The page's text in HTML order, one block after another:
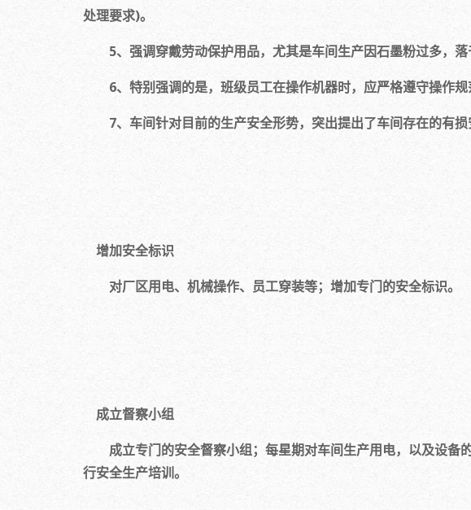
处理要求)。
5、强调穿戴劳动保护用品，尤其是车间生产因石墨粉过多，落
6、特别强调的是，班级员工在操作机器时，应严格遵守操作规
7、车间针对目前的生产安全形势，突出提出了车间存在的有损
增加安全标识
对厂区用电、机械操作、员工穿装等；增加专门的安全标识。
成立督察小组
成立专门的安全督察小组；每星期对车间生产用电，以及设备
行安全生产培训。